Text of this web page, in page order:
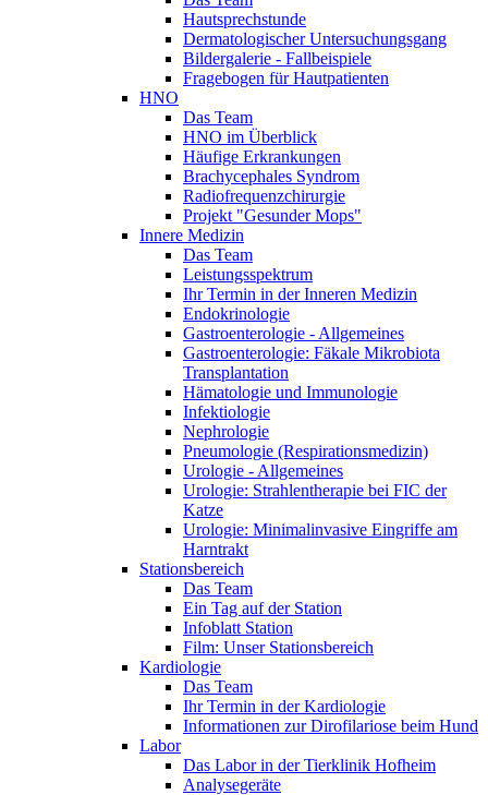
Hautsprechstunde
Dermatologischer Untersuchungsgang
Bildergalerie - Fallbeispiele
Fragebogen für Hautpatienten
HNO
Das Team
HNO im Überblick
Häufige Erkrankungen
Brachycephales Syndrom
Radiofrequenzchirurgie
Projekt "Gesunder Mops"
Innere Medizin
Das Team
Leistungsspektrum
Ihr Termin in der Inneren Medizin
Endokrinologie
Gastroenterologie - Allgemeines
Gastroenterologie: Fäkale Mikrobiota
Transplantation
Hämatologie und Immunologie
Infektiologie
Nephrologie
Pneumologie (Respirationsmedizin)
Urologie - Allgemeines
Urologie: Strahlentherapie bei FIC der
Katze
Urologie: Minimalinvasive Eingriffe am
Harntrakt
Stationsbereich
Das Team
Ein Tag auf der Station
Infoblatt Station
Film: Unser Stationsbereich
Kardiologie
Das Team
Ihr Termin in der Kardiologie
Informationen zur Dirofilariose beim Hund
Labor
Das Labor in der Tierklinik Hofheim
Analysegeräte